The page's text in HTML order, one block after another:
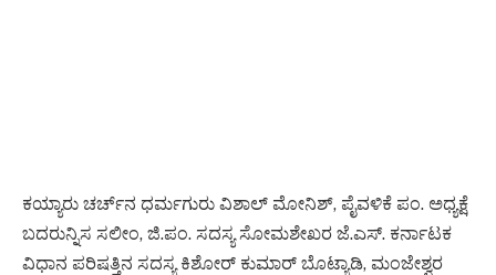
ಕಯ್ಯಾರು ಚರ್ಚ್‌ನ ಧರ್ಮಗುರು ವಿಶಾಲ್ ಮೋನಿಶ್, ಪೈವಳಿಕೆ ಪಂ. ಅಧ್ಯಕ್ಷೆ
ಬದರುನ್ನಿಸ ಸಲೀಂ, ಜಿ.ಪಂ. ಸದಸ್ಯ ಸೋಮಶೇಖರ ಜೆ.ಎಸ್. ಕರ್ನಾಟಕ
ವಿಧಾನ ಪರಿಷತ್ತಿನ ಸದಸ್ಯ ಕಿಶೋರ್ ಕುಮಾರ್ ಬೊಟ್ಯಾಡಿ, ಮಂಜೇಶ್ವರ